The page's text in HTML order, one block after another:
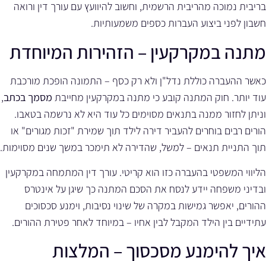
בריבית נמוכה מהריבית הרשמית, וחשוב להיוועץ עם עורך דין ורואה
חשבון לפני ביצוע העברות כספים משמעותיות.
מתנה במקרקעין – הזהירות המיוחדת
כאשר ההעברה כוללת נדל"ן ולא רק כסף – התמונה הופכת מורכבת
עוד יותר. חוק המתנה קובע כי מתנה במקרקעין מחייבת מסמך בכתב,
וניתן לחזור ממנה בתנאים מסוימים כל עוד היא לא נרשמה בטאבו.
הורים רבים בוחרים להעביר דירה לילד תוך שמירת "זכות מגורים" או
תוך התניית תנאים – למשל, שהדירה לא תימכר במשך שנים מסוימות.
הליווי המשפטי בהעברה כזו הוא קריטי. עורך דין המתמחה במקרקעין
ובדיני משפחה יידע לנסח את הסכם המתנה כך שיגן על אינטרס
ההורים, יאפשר גמישות במקרה של שינוי נסיבות, וימנע סכסוכים
עתידיים בין הילד המקבל לבין אחיו – במיוחד לאחר פטירת ההורים.
איך להימנע מסכסוך – המלצות